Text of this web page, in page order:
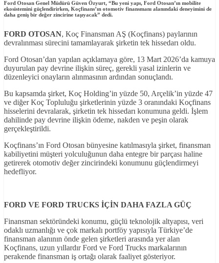
Ford Otosan Genel Müdürü Güven Özyurt, “Bu yeni yapı, Ford Otosan’ın mobilite
ekosistemini güçlendirirken, Koçfinans’ın otomotiv finansmanı alanındaki deneyimini de
daha geniş bir değer zincirine taşıyacak” dedi.
FORD OTOSAN, Koç Finansman AŞ (Koçfinans) paylarının
devralınması sürecini tamamlayarak şirketin tek hissedarı oldu.
Ford Otosan’dan yapılan açıklamaya göre, 13 Mart 2026’da kamuya
duyurulan pay devrine ilişkin süreç, gerekli yasal izinlerin ve
düzenleyici onayların alınmasının ardından sonuçlandı.
Bu kapsamda şirket, Koç Holding’in yüzde 50, Arçelik’in yüzde 47
ve diğer Koç Topluluğu şirketlerinin yüzde 3 oranındaki Koçfinans
hisselerini devralarak, şirketin tek hissedarı konumuna geldi. İşlem
dahilinde pay devrine ilişkin ödeme, nakden ve peşin olarak
gerçekleştirildi.
Koçfinans’ın Ford Otosan bünyesine katılmasıyla şirket, finansman
kabiliyetini müşteri yolculuğunun daha entegre bir parçası haline
getirerek otomotiv değer zincirindeki konumunu güçlendirmeyi
hedefliyor.
FORD VE FORD TRUCKS İÇİN DAHA FAZLA GÜÇ
Finansman sektöründeki konumu, güçlü teknolojik altyapısı, veri
odaklı uzmanlığı ve çok markalı portföy yapısıyla Türkiye’de
finansman alanının önde gelen şirketleri arasında yer alan
Koçfinans, uzun yıllardır Ford ve Ford Trucks markalarının
perakende finansman iş ortağı olarak faaliyet gösteriyor.